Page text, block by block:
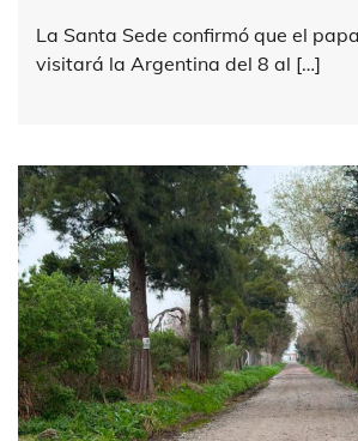
La Santa Sede confirmó que el
visitará la Argentina del 8 al […]